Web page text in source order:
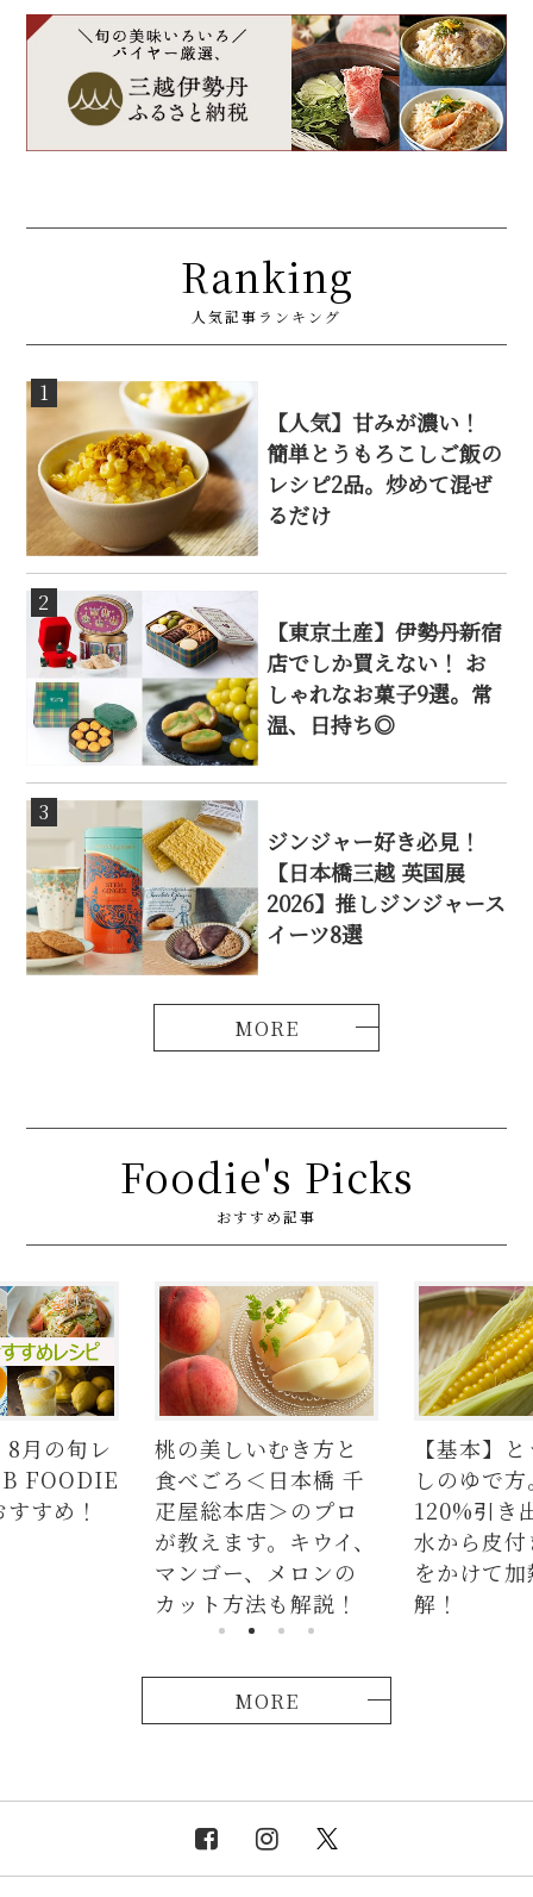
Ranking
人気記事ランキング
1
【人気】甘みが濃い！
簡単とうもろこしご飯の
レシピ2品。炒めて混ぜ
るだけ
2
【東京土産】伊勢丹新宿
店でしか買えない！ お
しゃれなお菓子9選。常
温、日持ち◎
3
ジンジャー好き必見！
【日本橋三越 英国展
2026】推しジンジャース
イーツ8選
Foodie's Picks
おすすめ記事
の旬レ
FOODIE
すめ！
桃の美しいむき方と
食べごろ＜日本橋 千
疋屋総本店＞のプロ
が教えます。キウイ、
マンゴー、メロンの
カット方法も解説！
【基本】と
しのゆで方
120%引き
水から皮付
をかけて加
解！
MORE